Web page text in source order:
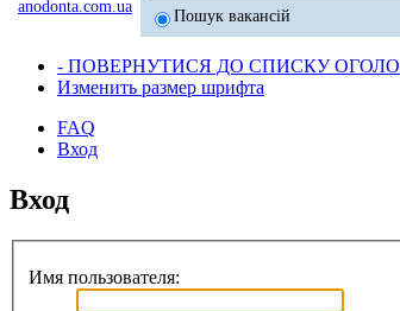
Пошук вакансій
- ПОВЕРНУТИСЯ ДО СПИСКУ
Изменить размер шрифта
FAQ
Вход
Вход
Имя пользователя: